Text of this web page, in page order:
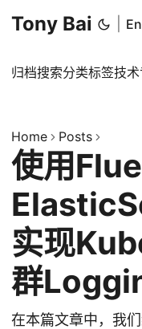
Tony Bai En
归档搜索分类标签技
Home Posts
使用
实现
群
在本篇文章中，我